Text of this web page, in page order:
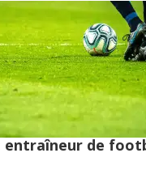
entraîneur de